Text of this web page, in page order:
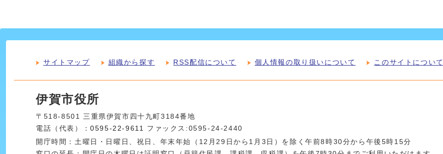
サイトマップ 組織から探す RSS配信について 個人情報の取り扱いについて このサイトについて
伊賀市役所
〒518-8501 三重県伊賀市四十九町3184番地
電話（代表）：0595-22-9611 ファックス:0595-24-2440
開庁時間：土曜日・日曜日、祝日、年末年始（12月29日から1月3日）を除く午前8時30分から午後5時15分